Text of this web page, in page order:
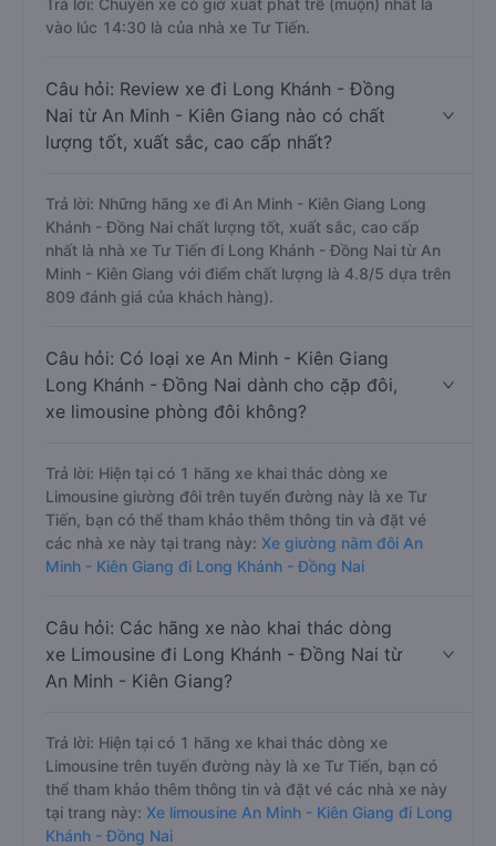
Trả lời: Chuyến xe có giờ xuất phát trễ (muộn) nhất là
vào lúc 14:30 là của nhà xe Tư Tiến.
Câu hỏi: Review xe đi Long Khánh - Đồng
Nai từ An Minh - Kiên Giang nào có chất
lượng tốt, xuất sắc, cao cấp nhất?
Trả lời: Những hãng xe đi An Minh - Kiên Giang Long
Khánh - Đồng Nai chất lượng tốt, xuất sắc, cao cấp
nhất là nhà xe Tư Tiến đi Long Khánh - Đồng Nai từ An
Minh - Kiên Giang với điểm chất lượng là 4.8/5 dựa trên
809 đánh giá của khách hàng).
Câu hỏi: Có loại xe An Minh - Kiên Giang
Long Khánh - Đồng Nai dành cho cặp đôi,
xe limousine phòng đôi không?
Trả lời: Hiện tại có 1 hãng xe khai thác dòng xe
Limousine giường đôi trên tuyến đường này là xe Tư
Tiến, bạn có thể tham khảo thêm thông tin và đặt vé
các nhà xe này tại trang này: Xe giường nằm đôi An
Minh - Kiên Giang đi Long Khánh - Đồng Nai
Câu hỏi: Các hãng xe nào khai thác dòng
xe Limousine đi Long Khánh - Đồng Nai từ
An Minh - Kiên Giang?
Trả lời: Hiện tại có 1 hãng xe khai thác dòng xe
Limousine trên tuyến đường này là xe Tư Tiến, bạn có
thể tham khảo thêm thông tin và đặt vé các nhà xe này
tại trang này: Xe limousine An Minh - Kiên Giang đi Long
Khánh - Đồng Nai